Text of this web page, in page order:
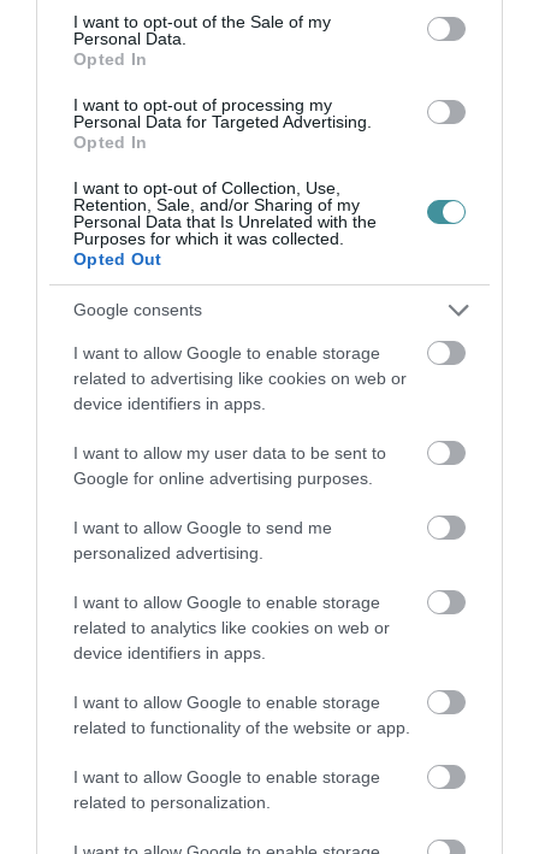
consent section.
I want to opt-out of the Sale of my
Personal Data.
Opted In
I want to opt-out of processing my
Personal Data for Targeted Advertising.
Opted In
I want to opt-out of Collection, Use,
Retention, Sale, and/or Sharing of my
Personal Data that Is Unrelated with the
Purposes for which it was collected.
Opted Out
Google consents
I want to allow Google to enable storage
related to advertising like cookies on web or
device identifiers in apps.
I want to allow my user data to be sent to
Google for online advertising purposes.
I want to allow Google to send me
personalized advertising.
I want to allow Google to enable storage
related to analytics like cookies on web or
device identifiers in apps.
I want to allow Google to enable storage
related to functionality of the website or app.
I want to allow Google to enable storage
related to personalization.
ÉS VÉDETT HALAKAT MENTETT...
2026. augusztus 07|Környék ügye
ZÁPOROK, ZIVATAROK KIALAKULHATNAK
2026. augusztus 07 Mindenki ügye
KÉT AUTÓ ÜTKÖZÖTT BOGÁCSON, A
MENTŐK IS A HELYSZÍNRE ÉRKE...
HÍREK A GARÁZSBÓL: CHERY TIGGO 9
2026. augusztus 06|Barta Autó